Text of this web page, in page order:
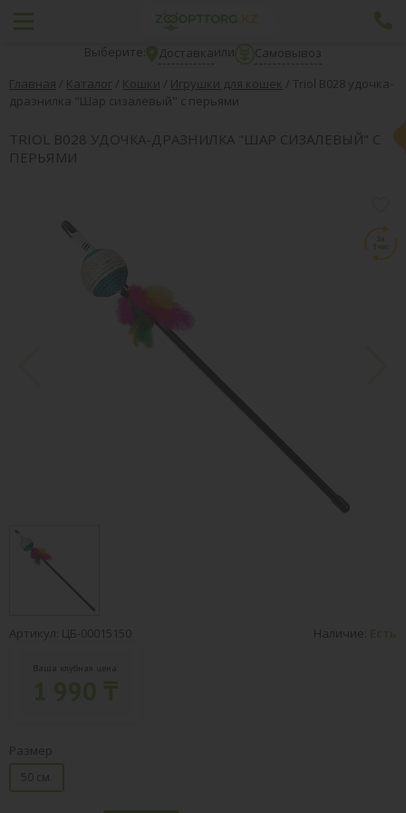
Выберите: Доставкаили
Самовывоз
Главная / Каталог / Кошки / Игрушки для кошек / Triol В028 удочка-
дразнилка "Шар сизалевый" с перьями
TRIOL В028 УДОЧКА-ДРАЗНИЛКА "ШАР СИЗАЛЕВЫЙ" С
ПЕРЬЯМИ
Артикул: ЦБ-00015150 Наличие: Есть
Ваша клубная цена:
Размер
50 см.